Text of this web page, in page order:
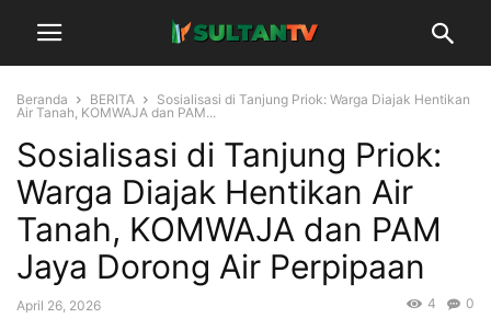
Beranda BERITA
Sosialisasi di Tanjung Priok: Warga Diajak Hentikan
Air Tanah, KOMWAJA dan PAM...
Sosialisasi di Tanjung Priok:
Warga Diajak Hentikan Air
Tanah, KOMWAJA dan PAM
Jaya Dorong Air Perpipaan
April 26, 2026 0
4